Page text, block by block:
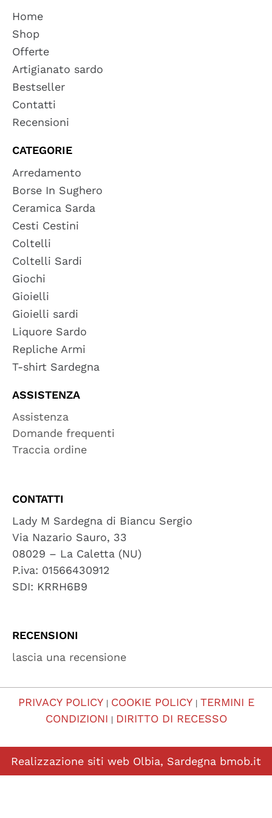
Home
Shop
Offerte
Artigianato sardo
Bestseller
Contatti
Recensioni
CATEGORIE
Arredamento
Borse In Sughero
Ceramica Sarda
Cesti Cestini
Coltelli
Coltelli Sardi
Giochi
Gioielli
Gioielli sardi
Liquore Sardo
Repliche Armi
T-shirt Sardegna
ASSISTENZA
Assistenza
Domande frequenti
Traccia ordine
CONTATTI
Lady M Sardegna di Biancu Sergio
Via Nazario Sauro, 33
08029 – La Caletta (NU)
P.iva: 01566430912
SDI: KRRH6B9
RECENSIONI
lascia una recensione
PRIVACY POLICY| COOKIE POLICY| TERMINI E
CONDIZIONI | DIRITTO DI RECESSO
Realizzazione siti web Olbia, Sardegna bmob.it